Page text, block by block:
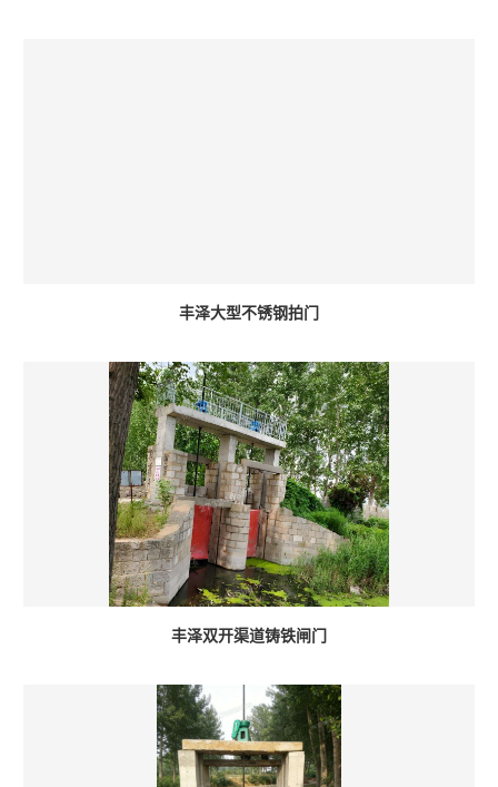
丰泽大型不锈钢拍门
丰泽双开渠道铸铁闸门